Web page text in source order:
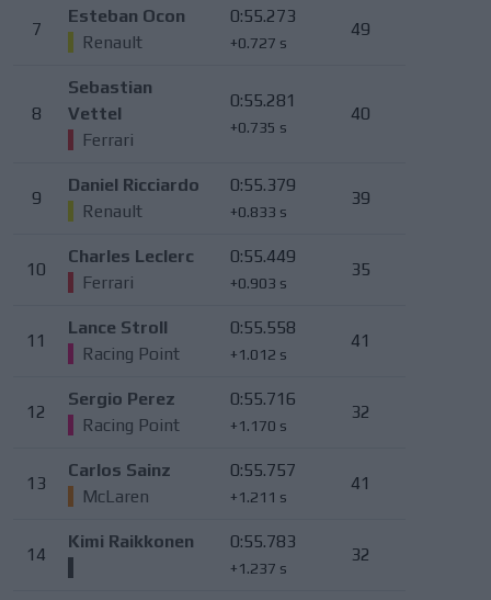
7
Esteban Ocon
Renault
0:55.273
+0.727 s
49
8
Sebastian
Vettel
Ferrari
0:55.281
+0.735 s
40
9
Daniel Ricciardo
Renault
0:55.379
+0.833 s
39
10
Charles Leclerc
Ferrari
0:55.449
+0.903 s
35
11
Lance Stroll
Racing Point
0:55.558
+1.012 s
41
12
Sergio Perez
Racing Point
0:55.716
+1.170 s
32
13
Carlos Sainz
McLaren
0:55.757
+1.211 s
41
14
Kimi Raikkonen 0:55.783
+1.237 s
32